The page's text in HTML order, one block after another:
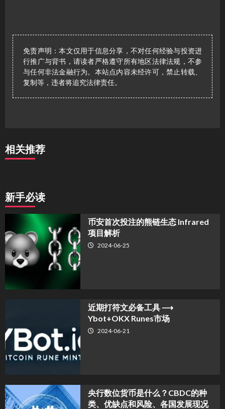
免责声明：本文仅用于信息分享，不对任何经验与投资进
行推广与背书，请读者严格遵守所有地区法律法规，不参
与任何非法金融行为。本站点内容未经许可，禁止转载、
复制等，违者将追究法律责任。
相关推荐
新手必读
币安首次投注的熊链生态 Infrared
项目解析
2024-06-25
近期打符文必备工具 ⟶
Ybot+OKX Runes市场
2024-06-21
央行数位货币是什么？CBDC的种
类、优缺点和风险、各国发展现况